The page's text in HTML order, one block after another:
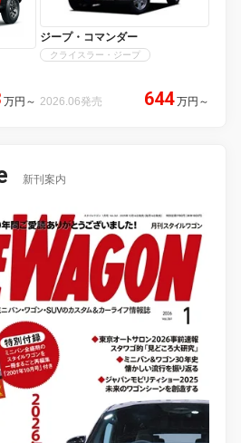
万円 ～
ジープ・コマンダー
クライスラー・ジープ
2026.06発売 644万円 ～
新刊案内